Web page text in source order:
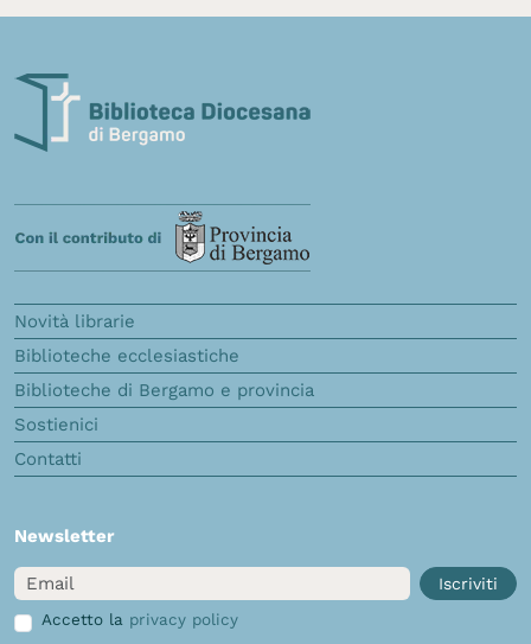
Novità librarie
Biblioteche ecclesiastiche
Biblioteche di Bergamo e provincia
Sostienici
Contatti
Newsletter
Email
Iscriviti
Accetto la privacy policy